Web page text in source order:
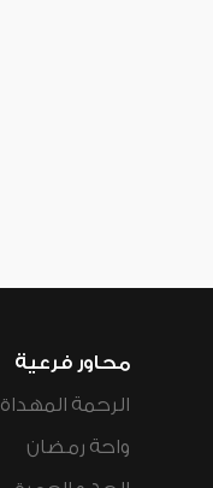
محاور فرعية
الرحمة المهداة
واحة رمضان